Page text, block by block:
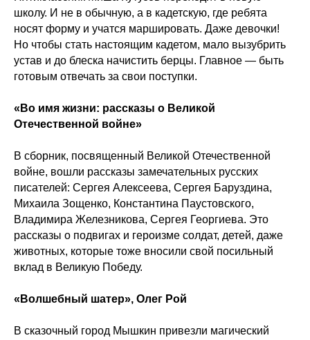
школу. И не в обычную, а в кадетскую, где ребята
носят форму и учатся маршировать. Даже девочки!
Но чтобы стать настоящим кадетом, мало вызубрить
устав и до блеска начистить берцы. Главное — быть
готовым отвечать за свои поступки.
«Во имя жизни: рассказы о Великой
Отечественной войне»
В сборник, посвященный Великой Отечественной
войне, вошли рассказы замечательных русских
писателей: Сергея Алексеева, Сергея Баруздина,
Михаила Зощенко, Константина Паустовского,
Владимира Железникова, Сергея Георгиева. Это
рассказы о подвигах и героизме солдат, детей, даже
животных, которые тоже вносили свой посильный
вклад в Великую Победу.
«Волшебный шатер», Олег Рой
В сказочный город Мышкин привезли магический